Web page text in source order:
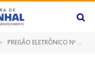
PREGÃO ELETRÔNICO Nº 064/2021 (CONTRATAÇÃO DE EMPRESA ESPECIALIZADA PARA PRESTAÇÃO DE SERVIÇOS DE TRANSPORTE ESCOLAR PARA ALUNOS EM ZONEAMENTO RURAL DA REDE MUNICIPAL E ESTADUAL DE ENSINO)